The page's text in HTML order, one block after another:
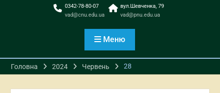
0342-78-80-07
vad@cnu.edu.ua
вул.Шевченка, 79
vad@pnu.edu.ua
Меню
Головна 2024 Червень 28